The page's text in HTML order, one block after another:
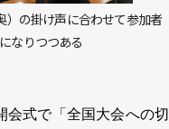
）の掛け声に合わせて参加者
なりつつある
式で「全国大会への切